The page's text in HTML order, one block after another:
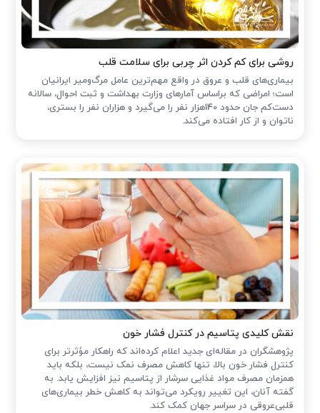
روشی برای کم کردن اثر چربی برای سلامت قلب
بیماری‌های قلب و عروق در واقع مهم‌ترین عامل مرگ‌ومیر ایرانیان
است؛ امراضی که براساس آمارهای وزارت بهداشت و ثبت احوال، سالانه
دست‌کم جان حدود 140هزار نفر را می‌گیرد و هزاران نفر را بستری،
ناتوان و از کار افتاده می‌کند.
نقش کلیدی پتاسیم در کنترل فشار خون
پژوهشگران در مقاله‌ای جدید اعلام کرده‌اند که راهکار مؤثرتر برای
کنترل فشار خون بالا، تنها کاهش مصرف نمک نیست، بلکه باید
همزمان مصرف مواد غذایی سرشار از پتاسیم نیز افزایش یابد. به
گفته آنان، این تغییر رویکرد می‌تواند به کاهش خطر بیماری‌های
قلبی‌عروقی در سراسر جهان کمک کند.